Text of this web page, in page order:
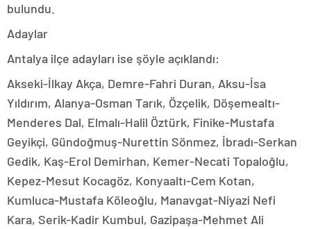
bulundu.
Adaylar
Antalya ilçe adayları ise şöyle açıklandı:
Akseki-İlkay Akça, Demre-Fahri Duran, Aksu-İsa
Yıldırım, Alanya-Osman Tarık, Özçelik, Döşemealtı-
Menderes Dal, Elmalı-Halil Öztürk, Finike-Mustafa
Geyikçi, Gündoğmuş-Nurettin Sönmez, İbradı-Serkan
Gedik, Kaş-Erol Demirhan, Kemer-Necati Topaloğlu,
Kepez-Mesut Kocagöz, Konyaaltı-Cem Kotan,
Kumluca-Mustafa Köleoğlu, Manavgat-Niyazi Nefi
Kara, Serik-Kadir Kumbul, Gazipaşa-Mehmet Ali